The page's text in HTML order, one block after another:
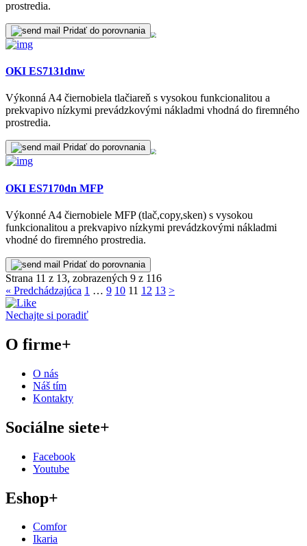
prostredia.
Pridať do porovnania
OKI ES7131dnw
Výkonná A4 čiernobiela tlačiareň s vysokou funkcionalitou a
prekvapivo nízkymi prevádzkovými nákladmi vhodná do firemného
prostredia.
Pridať do porovnania
OKI ES7170dn MFP
Výkonné A4 čiernobiele MFP (tlač,copy,sken) s vysokou
funkcionalitou a prekvapivo nízkymi prevádzkovými nákladmi
vhodné do firemného prostredia.
Pridať do porovnania
Strana 11 z 13, zobrazených 9 z 116
« Predchádzajúca 1 … 9 10 11 12 13 >
Nechajte si poradiť
O firme+
O nás
Náš tím
Kontakty
Sociálne siete+
Facebook
Youtube
Eshop+
Comfor
Ikaria